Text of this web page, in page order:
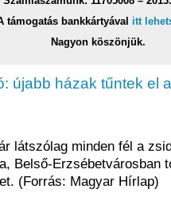
támogatás bankkártyával itt
Nagyon köszönjük.
újabb házak tűntek el a
látszólag minden fél a
Belső-Erzsébetvárosban
(Forrás: Magyar Hírlap)